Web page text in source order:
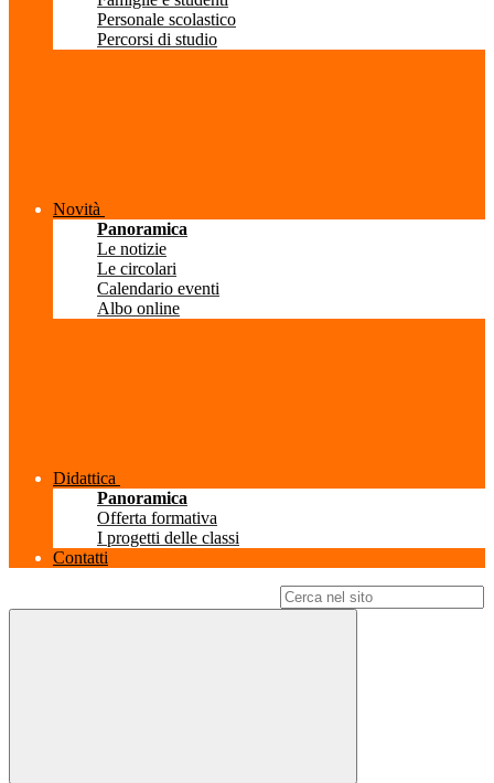
Personale scolastico
Percorsi di studio
Novità
Panoramica
Le notizie
Le circolari
Calendario eventi
Albo online
Didattica
Panoramica
Offerta formativa
I progetti delle classi
Contatti